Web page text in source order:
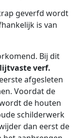
geverfd wordt
is van
Bij dit
verf.
afgesleten
Voordat de
de houten
schilderwerk
dan eerst de